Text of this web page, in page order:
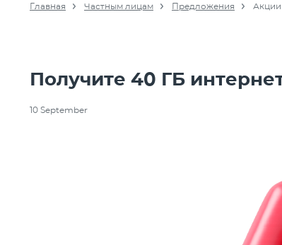
Главная Частным лицам Предложения Акции
Получите 40 ГБ
10 September